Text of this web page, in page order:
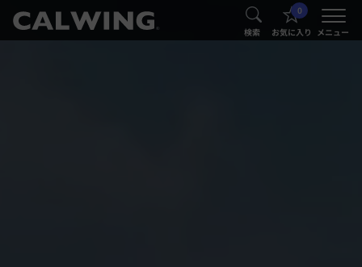
® 検索
0
お気に入り メニュー
®